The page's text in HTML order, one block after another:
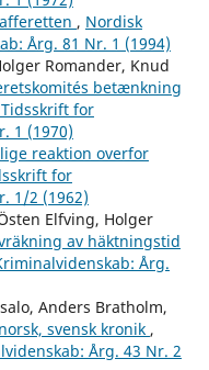
, Nordisk
Årg. 81 Nr. 1 (1994)
Romander, Knud
betænkning
for
1 (1970)
reaktion overfor
for
1/2 (1962)
Elfving, Holger
av häktningstid
Årg.
Anders Bratholm,
svensk kronik ,
Årg. 43 Nr. 2